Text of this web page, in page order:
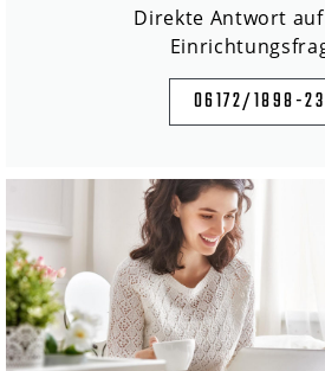
Direkte Antwort
06172/1898-